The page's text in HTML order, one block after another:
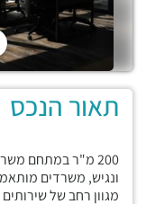
תאור הנכס
200 מ"ר במתחם
ונגיש, משרדים
מגוון רחב של